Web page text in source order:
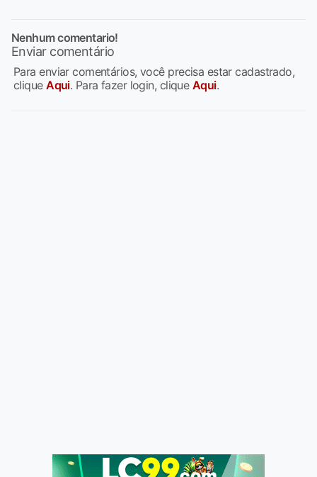
Nenhum comentario!
Enviar comentário
Para enviar comentários, você precisa estar cadastrado,
cliqueAqui. Para fazer login, clique Aqui.